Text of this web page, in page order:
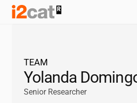
Salta
TEAM
Yolanda
Senior Researcher